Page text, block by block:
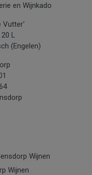
en Wijnkado
Vutter'
L
(Engelen)
Wijnen
Wijnen